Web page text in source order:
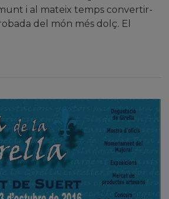
i al mateix temps convertir-
del món més dolç. El